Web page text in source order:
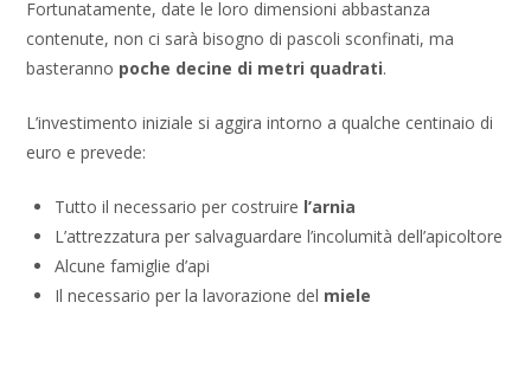
Fortunatamente, date le loro dimensioni abbastanza
contenute, non ci sarà bisogno di pascoli sconfinati, ma
basteranno poche decine di metri quadrati.
L’investimento iniziale si aggira intorno a qualche centinaio di
euro e prevede:
Tutto il necessario per costruire l’arnia
L’attrezzatura per salvaguardare l’incolumità dell’apicoltore
Alcune famiglie d’api
Il necessario per la lavorazione del miele